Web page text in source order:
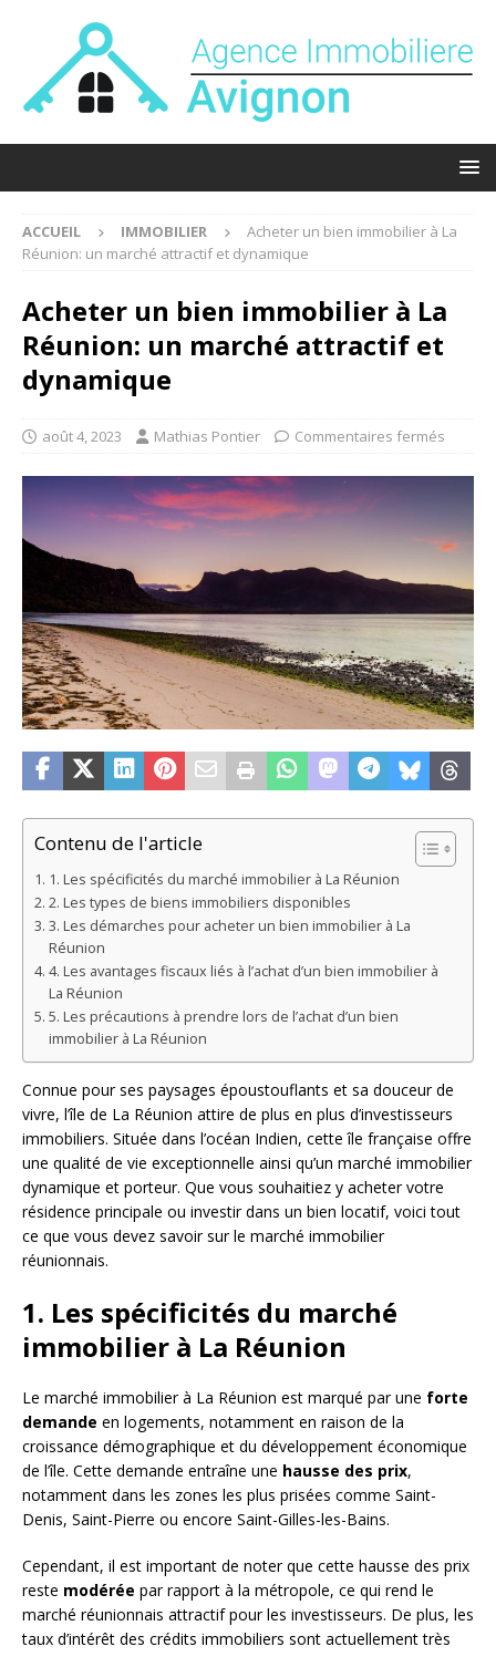
ACCUEIL IMMOBILIER
Acheter un bien immobilier à La
Réunion: un marché attractif et dynamique
Acheter un bien immobilier à La
Réunion: un marché attractif et
dynamique
août 4, 2023 Mathias Pontier Commentaires fermés
Contenu de l'article
1. Les spécificités du marché immobilier à La Réunion
2. Les types de biens immobiliers disponibles
3. Les démarches pour acheter un bien immobilier à La
Réunion
4. Les avantages fiscaux liés à l’achat d’un bien immobilier à
La Réunion
5. Les précautions à prendre lors de l’achat d’un bien
immobilier à La Réunion
Connue pour ses paysages époustouflants et sa douceur de
vivre, l’île de La Réunion attire de plus en plus d’investisseurs
immobiliers. Située dans l’océan Indien, cette île française offre
une qualité de vie exceptionnelle ainsi qu’un marché immobilier
dynamique et porteur. Que vous souhaitiez y acheter votre
résidence principale ou investir dans un bien locatif, voici tout
ce que vous devez savoir sur le marché immobilier
réunionnais.
1. Les spécificités du marché
immobilier à La Réunion
Le marché immobilier à La Réunion est marqué par une forte
demande en logements, notamment en raison de la
croissance démographique et du développement économique
de l’île. Cette demande entraîne une hausse des prix,
notamment dans les zones les plus prisées comme Saint-
Denis, Saint-Pierre ou encore Saint-Gilles-les-Bains.
Cependant, il est important de noter que cette hausse des prix
reste modérée par rapport à la métropole, ce qui rend le
marché réunionnais attractif pour les investisseurs. De plus, les
taux d’intérêt des crédits immobiliers sont actuellement très